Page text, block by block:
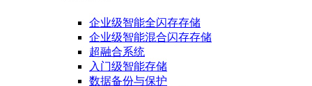
企业级智能全闪存存储
企业级智能混合闪存存储
超融合系统
入门级智能存储
数据备份与保护